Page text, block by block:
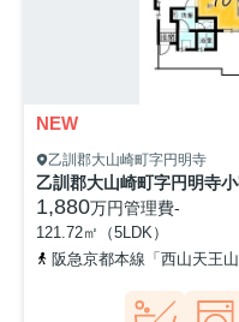
NEW
乙訓郡大山崎町字円明寺
乙訓郡大山崎町字円明寺
1,880万円管理費-
121.72㎡（5LDK）
阪急京都本線「西山天王